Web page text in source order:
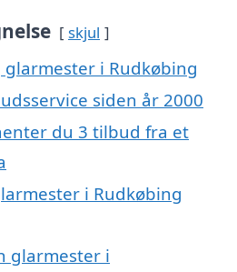
skjul
i Rudkøbing
siden år 2000
du 3 tilbud fra et
i Rudkøbing
glarmester i